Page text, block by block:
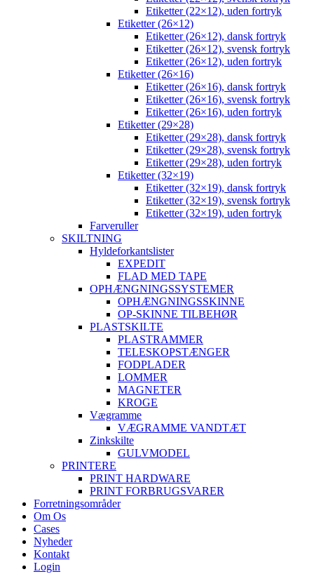
Etiketter (22×12), uden fortryk
Etiketter (26×12)
Etiketter (26×12), dansk fortryk
Etiketter (26×12), svensk fortryk
Etiketter (26×12), uden fortryk
Etiketter (26×16)
Etiketter (26×16), dansk fortryk
Etiketter (26×16), svensk fortryk
Etiketter (26×16), uden fortryk
Etiketter (29×28)
Etiketter (29×28), dansk fortryk
Etiketter (29×28), svensk fortryk
Etiketter (29×28), uden fortryk
Etiketter (32×19)
Etiketter (32×19), dansk fortryk
Etiketter (32×19), svensk fortryk
Etiketter (32×19), uden fortryk
Farveruller
SKILTNING
Hyldeforkantslister
EXPEDIT
FLAD MED TAPE
OPHÆNGNINGSSYSTEMER
OPHÆNGNINGSSKINNE
OP-SKINNE TILBEHØR
PLASTSKILTE
PLASTRAMMER
TELESKOPSTÆNGER
FODPLADER
LOMMER
MAGNETER
KROGE
Vægramme
VÆGRAMME VANDTÆT
Zinkskilte
GULVMODEL
PRINTERE
PRINT HARDWARE
PRINT FORBRUGSVARER
Forretningsområder
Om Os
Cases
Nyheder
Kontakt
Login